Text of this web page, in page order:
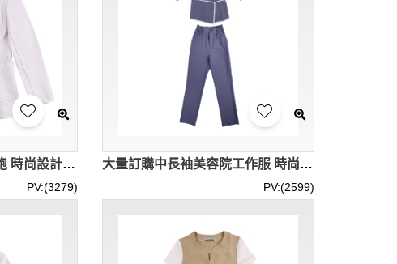
訂做長袖短款門診醫生袍 時尚設計高端整形醫院外套 醫生袍中心 SKU058
PV:(3279)
大量訂購中長袖美容院工作服 時尚設計診所修腰圓領套裝護士服 腰帶設計 護士服供應商 SKU057
PV:(2599)